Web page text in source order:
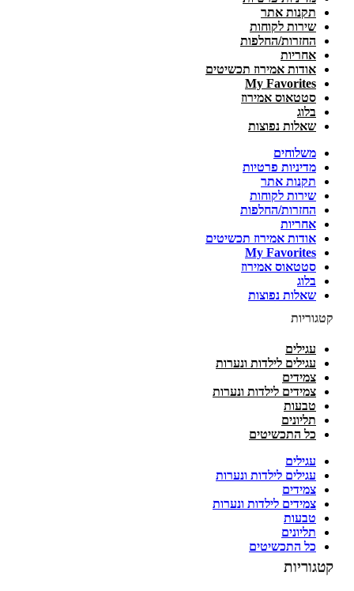
תקנות אתר
שירות לקוחות
החזרות/החלפות
אחריות
אודות אמירוז תכשיטים
My Favorites
סטטאוס אמירוז
בלוג
שאלות נפוצות
משלוחים
מדיניות פרטיות
תקנות אתר
שירות לקוחות
החזרות/החלפות
אחריות
אודות אמירוז תכשיטים
My Favorites
סטטאוס אמירוז
בלוג
שאלות נפוצות
קטגוריות
עגילים
עגילים לילדות ונערות
צמידים
צמידים לילדות ונערות
טבעות
תליונים
כל התכשיטים
עגילים
עגילים לילדות ונערות
צמידים
צמידים לילדות ונערות
טבעות
תליונים
כל התכשיטים
קטגוריות